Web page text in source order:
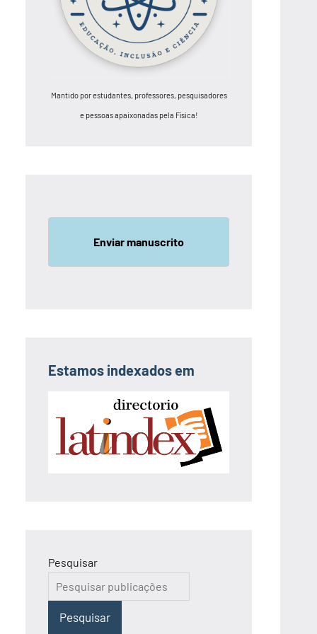
Mantido por estudantes, professores, pesquisadores
e pessoas apaixonadas pela Física!
Enviar manuscrito
Estamos indexados em
Pesquisar
Pesquisar